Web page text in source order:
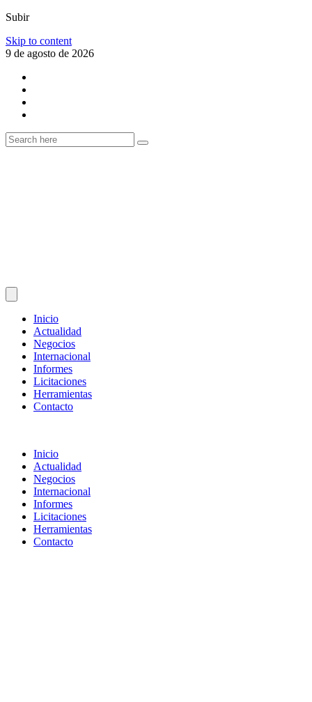
Subir
Skip to content
9 de agosto de 2026
Inicio
Actualidad
Negocios
Internacional
Informes
Licitaciones
Herramientas
Contacto
Inicio
Actualidad
Negocios
Internacional
Informes
Licitaciones
Herramientas
Contacto